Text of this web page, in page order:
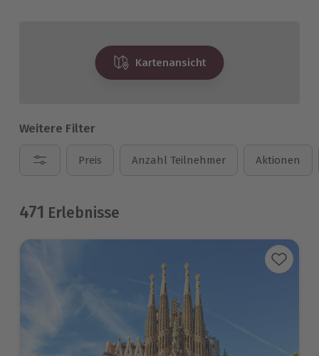
Kartenansicht
Weitere Filter
Preis Anzahl Teilnehmer Aktionen
471 Erlebnisse